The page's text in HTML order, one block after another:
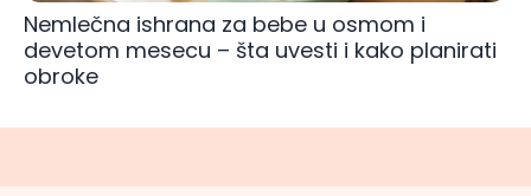
Nemlečna ishrana za bebe u osmom i
devetom mesecu – šta uvesti i kako planirati
obroke